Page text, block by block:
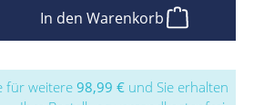
In den Warenkorb
für weitere 98,99 € und Sie erhalten